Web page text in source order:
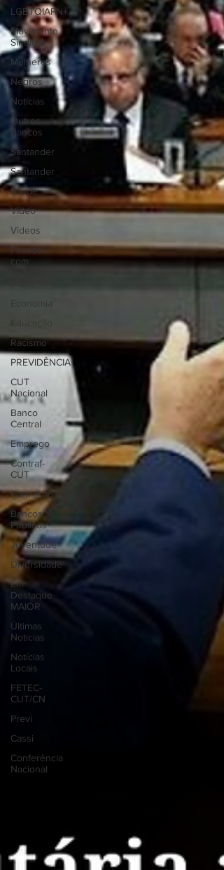
LGBTQIAPN+
Movimento
Sindical
Mulheres
Negros
Notícias
Outros
Bancos
Santander
Santander
Saúde
Vídeo
Vídeos
Pessoa
com
Economia
Racismo
PREVIDÊNCIA
CUT
Nacional
Banco
Central
Emprego
Contraf-
CUT
Formação
Bancos
Públicos
Juventude
Diversidade
Em
Destaque
MAIOR
Últimas
Notícias
Notícias
Locais
FETEC-
CUT/CN
Previ
Cassi
Conferência
Nacional